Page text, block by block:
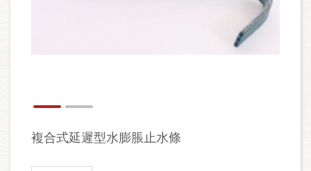
複合式延遲型水膨脹止水條